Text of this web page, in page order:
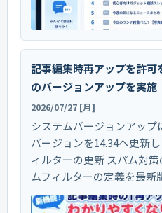
記事編集時再アップを許
のバージョンアップを実施
2026/07/27 [月]
システムバージョンアップ
バージョンを14.34へ更新
ィルターの更新 スパム対
ムフィルターの定義を最新